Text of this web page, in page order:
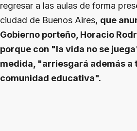
regresar a las aulas de forma
ciudad de Buenos Aires, que
Gobierno porteño, Horacio
porque con "la vida no se
medida, "arriesgará además a
comunidad educativa".